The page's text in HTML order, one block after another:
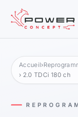
Accueil›
› 2.0 TDCi 180 ch